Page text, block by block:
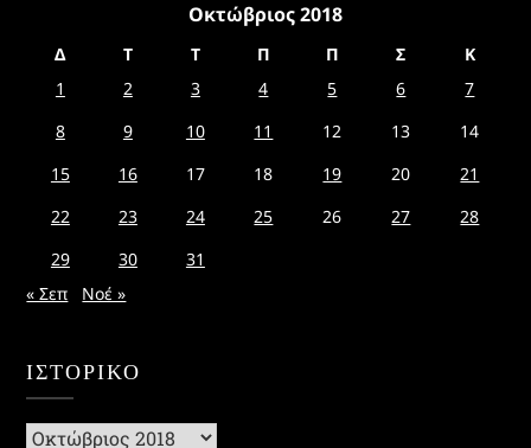
Οκτώβριος 2018
Δ Τ Τ Π Π Σ
Κ
1
2 3 4 5 6
7
8
9 10 11 12 13
14
15
16 17 18 19 20
21
22
23 24 25 26 27
28
29
30
31
« Σεπ
Νοέ »
ΙΣΤΟΡΙΚΌ
Ιστορικό